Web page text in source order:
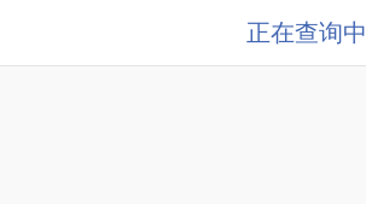
正在查询中